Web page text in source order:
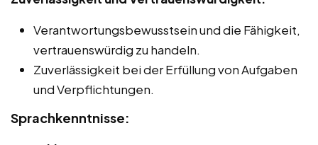
Verantwortungsbewusstsein und die Fähigkeit,
vertrauenswürdig zu handeln.
Zuverlässigkeit bei der Erfüllung von Aufgaben
und Verpflichtungen.
Sprachkenntnisse: